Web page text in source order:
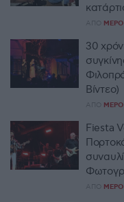
ΑΠΌ
30
Βίντεο)
ΑΠΌ
Fiesta
ΑΠΌ